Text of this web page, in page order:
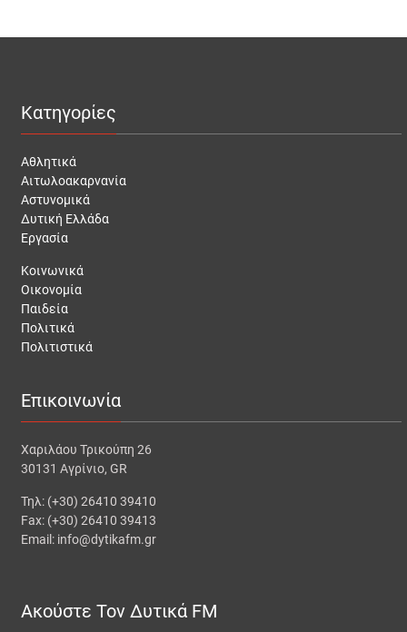
Κατηγορίες
Αθλητικά
Αιτωλοακαρνανία
Αστυνομικά
Δυτική Ελλάδα
Εργασία
Κοινωνικά
Οικονομία
Παιδεία
Πολιτικά
Πολιτιστικά
Επικοινωνία
Χαριλάου Τρικούπη 26
30131 Αγρίνιο, GR
Τηλ: (+30) 26410 39410
Fax: (+30) 26410 39413
Email: info@dytikafm.gr
Ακούστε Τον Δυτικά FM